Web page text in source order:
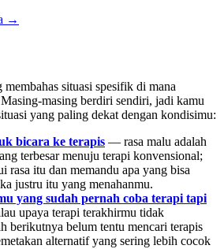
→
situasi spesifik di mana
masing berdiri sendiri, jadi kamu
yang paling dekat dengan kondisimu:
bicara ke terapis — rasa malu adalah
terbesar menuju terapi konvensional;
rasa itu dan memandu apa yang bisa
justru itu yang menahanmu.
yang sudah pernah coba terapi tapi
upaya terapi terakhirmu tidak
berikutnya belum tentu mencari terapis
alternatif yang sering lebih cocok